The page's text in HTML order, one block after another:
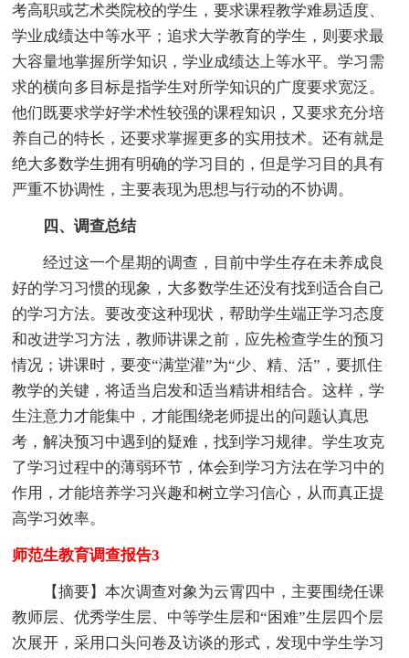
考高职或艺术类院校的学生，要求课程教学难易适度、
学业成绩达中等水平；追求大学教育的学生，则要求最
大容量地掌握所学知识，学业成绩达上等水平。学习需
求的横向多目标是指学生对所学知识的广度要求宽泛。
他们既要求学好学术性较强的课程知识，又要求充分培
养自己的特长，还要求掌握更多的实用技术。还有就是
绝大多数学生拥有明确的学习目的，但是学习目的具有
严重不协调性，主要表现为思想与行动的不协调。
四、调查总结
经过这一个星期的调查，目前中学生存在未养成良
好的学习习惯的现象，大多数学生还没有找到适合自己
的学习方法。要改变这种现状，帮助学生端正学习态度
和改进学习方法，教师讲课之前，应先检查学生的预习
情况；讲课时，要变“满堂灌”为“少、精、活”，要抓住
教学的关键，将适当启发和适当精讲相结合。这样，学
生注意力才能集中，才能围绕老师提出的问题认真思
考，解决预习中遇到的疑难，找到学习规律。学生攻克
了学习过程中的薄弱环节，体会到学习方法在学习中的
作用，才能培养学习兴趣和树立学习信心，从而真正提
高学习效率。
师范生教育调查报告3
【摘要】本次调查对象为云霄四中，主要围绕任课
教师层、优秀学生层、中等学生层和“困难”生层四个层
次展开，采用口头问卷及访谈的形式，发现中学生学习